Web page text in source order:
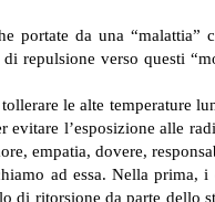
portate da una “malattia”
repulsione verso questi
le alte temperature
l’esposizione alle
empatia, dovere,
ad essa. Nella prima,
di ritorsione da parte dello